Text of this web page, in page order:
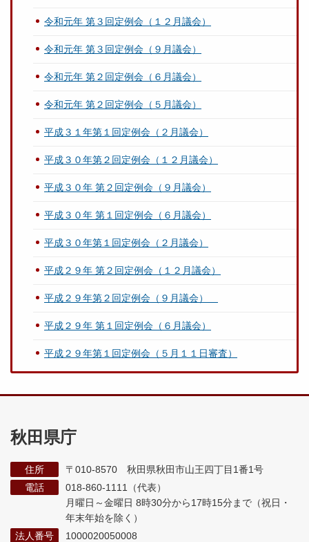
令和元年 第３回定例会（１２月議会）
令和元年 第３回定例会（９月議会）
令和元年 第２回定例会（６月議会）
令和元年 第２回定例会（５月議会）
平成３１年第１回定例会（２月議会）
平成３０年第２回定例会（１２月議会）
平成３０年 第２回定例会（９月議会）
平成３０年 第１回定例会（６月議会）
平成３０年第１回定例会（２月議会）
平成２９年 第２回定例会（１２月議会）
平成２９年第２回定例会（９月議会）
平成２９年 第１回定例会（６月議会）
平成２９年第１回定例会（５月１１日審査）
秋田県庁
住所
〒010-8570 秋田県秋田市山王四丁目1番1号
電話
018-860-1111（代表）
月曜日～金曜日 8時30分から17時15分まで （祝日・
年末年始を除く）
法人番号
1000020050008